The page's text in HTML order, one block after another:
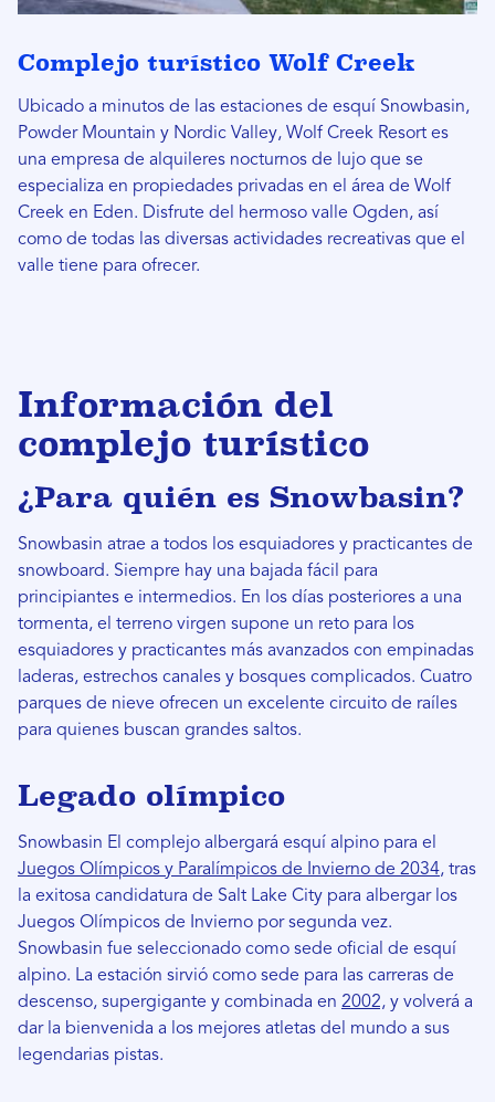
Complejo turístico Wolf Creek
Ubicado a minutos de las estaciones de esquí Snowbasin,
Powder Mountain y Nordic Valley, Wolf Creek Resort es
una empresa de alquileres nocturnos de lujo que se
especializa en propiedades privadas en el área de Wolf
Creek en Eden. Disfrute del hermoso valle Ogden, así
como de todas las diversas actividades recreativas que el
valle tiene para ofrecer.
Información del
complejo turístico
¿Para quién es Snowbasin?
Snowbasin atrae a todos los esquiadores y practicantes de
snowboard. Siempre hay una bajada fácil para
principiantes e intermedios. En los días posteriores a una
tormenta, el terreno virgen supone un reto para los
esquiadores y practicantes más avanzados con empinadas
laderas, estrechos canales y bosques complicados. Cuatro
parques de nieve ofrecen un excelente circuito de raíles
para quienes buscan grandes saltos.
Legado olímpico
Snowbasin El complejo albergará esquí alpino para el
Juegos Olímpicos y Paralímpicos de Invierno de 2034, tras
la exitosa candidatura de Salt Lake City para albergar los
Juegos Olímpicos de Invierno por segunda vez.
Snowbasin fue seleccionado como sede oficial de esquí
alpino. La estación sirvió como sede para las carreras de
descenso, supergigante y combinada en 2002, y volverá a
dar la bienvenida a los mejores atletas del mundo a sus
legendarias pistas.